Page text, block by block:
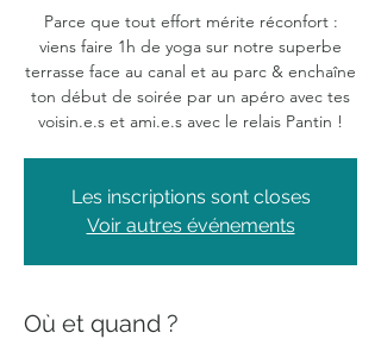
Parce que tout effort mérite réconfort :
viens faire 1h de yoga sur notre superbe
terrasse face au canal et au parc & enchaîne
ton début de soirée par un apéro avec tes
voisin.e.s et ami.e.s avec le relais Pantin !
Les inscriptions sont closes
Voir autres événements
Où et quand ?